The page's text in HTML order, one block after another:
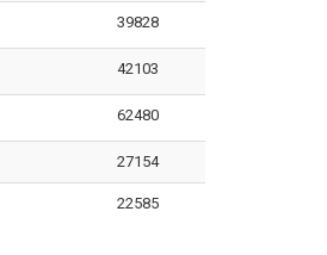
39828
42103
62480
27154
22585